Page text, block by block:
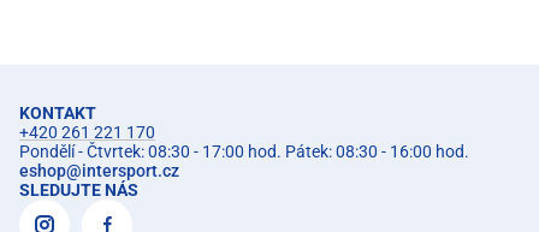
KONTAKT
+420 261 221 170
Pondělí - Čtvrtek: 08:30 - 17:00 hod. Pátek: 08:30 - 16:00 hod.
eshop@intersport.cz
SLEDUJTE NÁS